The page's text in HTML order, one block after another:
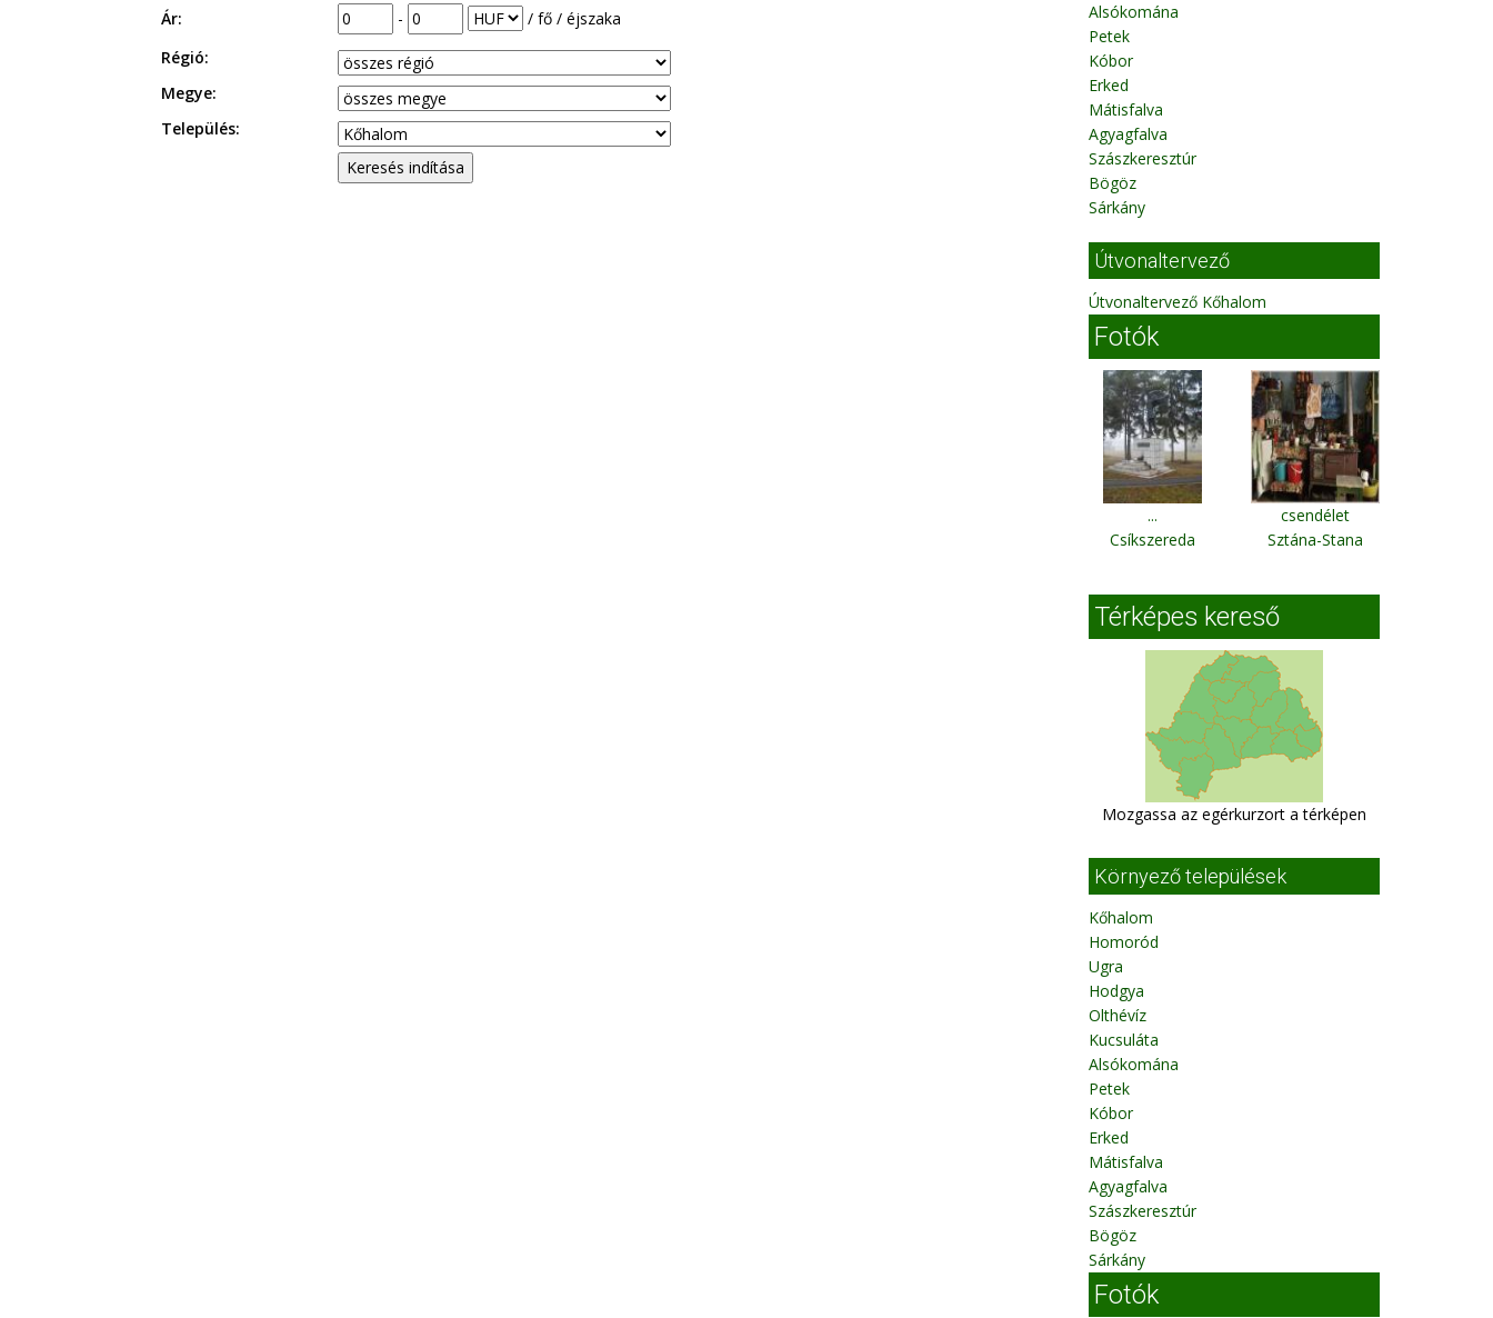
Ár:
-
/ fő / éjszaka
Régió:
Megye:
Település:
Alsókomána
Petek
Kóbor
Erked
Mátisfalva
Agyagfalva
Szászkeresztúr
Bögöz
Sárkány
Útvonaltervező
Útvonaltervező Kőhalom
Fotók
...
Csíkszereda
csendélet
Sztána-Stana
Térképes kereső
Mozgassa az egérkurzort a térképen
Környező települések
Kőhalom
Homoród
Ugra
Hodgya
Olthévíz
Kucsuláta
Alsókomána
Petek
Kóbor
Erked
Mátisfalva
Agyagfalva
Szászkeresztúr
Bögöz
Sárkány
Fotók